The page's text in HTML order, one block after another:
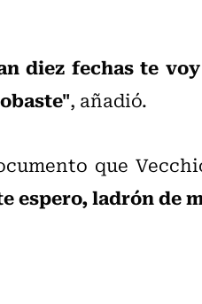
diez fechas te
, añadió.
que
espero, ladrón de